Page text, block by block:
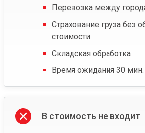
Перевозка между
Страхование груза без
стоимости
Складская обработка
Время ожидания 30 мин.
В стоимость не входит